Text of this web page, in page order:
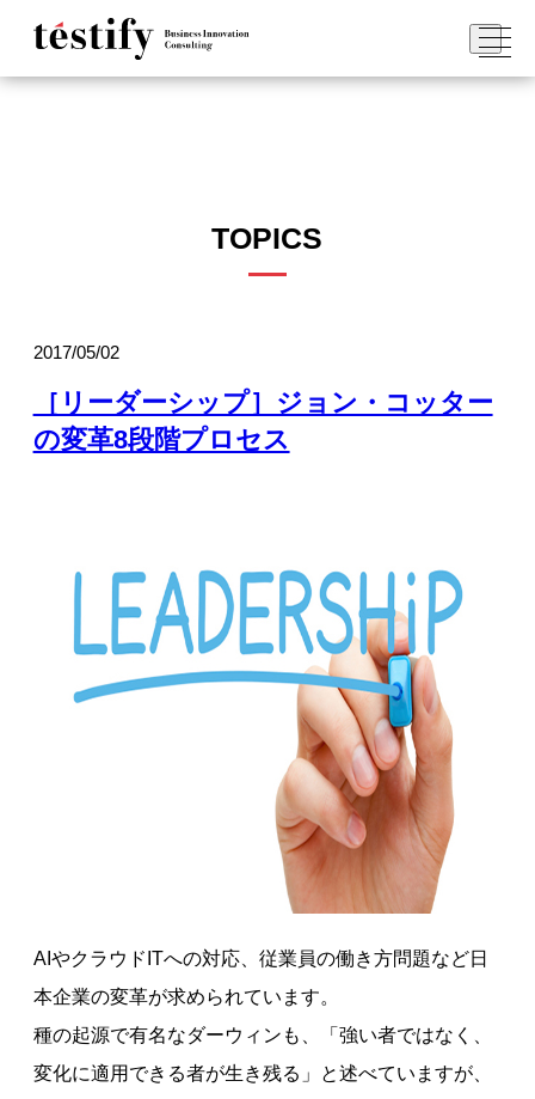
TOPICS
2017/05/02
［リーダーシップ］ジョン・コッター
の変革8段階プロセス
AIやクラウドITへの対応、従業員の働き方問題など日
本企業の変革が求められています。
種の起源で有名なダーウィンも、「強い者ではなく、
変化に適用できる者が生き残る」と述べていますが、